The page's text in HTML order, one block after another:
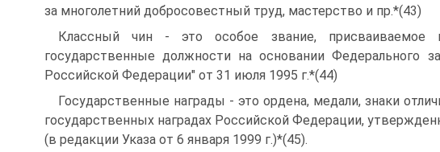
за многолетний добросовестный труд, мастерство и пр.*(43)
Классный чин - это особое звание, присваиваемое
государственные должности на основании Федерального
Российской Федерации" от 31 июля 1995 г.*(44)
Государственные награды - это ордена, медали, знаки
государственных наградах Российской Федерации,
(в редакции Указа от 6 января 1999 г.)*(45).